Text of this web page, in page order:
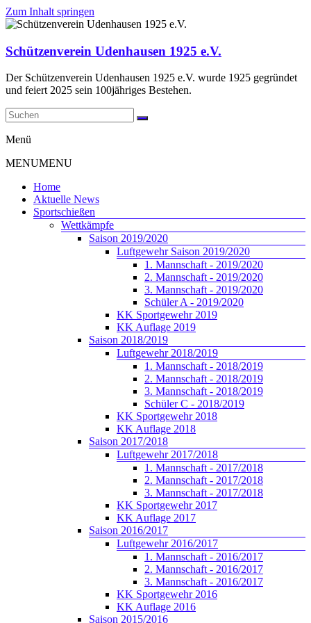
Zum Inhalt springen
Schützenverein Udenhausen 1925 e.V.
Der Schützenverein Udenhausen 1925 e.V. wurde 1925 gegründet
und feiert 2025 sein 100jähriges Bestehen.
Menü
MENUMENU
Home
Aktuelle News
Sportschießen
Wettkämpfe
Saison 2019/2020
Luftgewehr Saison 2019/2020
1. Mannschaft - 2019/2020
2. Mannschaft - 2019/2020
3. Mannschaft - 2019/2020
Schüler A - 2019/2020
KK Sportgewehr 2019
KK Auflage 2019
Saison 2018/2019
Luftgewehr 2018/2019
1. Mannschaft - 2018/2019
2. Mannschaft - 2018/2019
3. Mannschaft - 2018/2019
Schüler C - 2018/2019
KK Sportgewehr 2018
KK Auflage 2018
Saison 2017/2018
Luftgewehr 2017/2018
1. Mannschaft - 2017/2018
2. Mannschaft - 2017/2018
3. Mannschaft - 2017/2018
KK Sportgewehr 2017
KK Auflage 2017
Saison 2016/2017
Luftgewehr 2016/2017
1. Mannschaft - 2016/2017
2. Mannschaft - 2016/2017
3. Mannschaft - 2016/2017
KK Sportgewehr 2016
KK Auflage 2016
Saison 2015/2016